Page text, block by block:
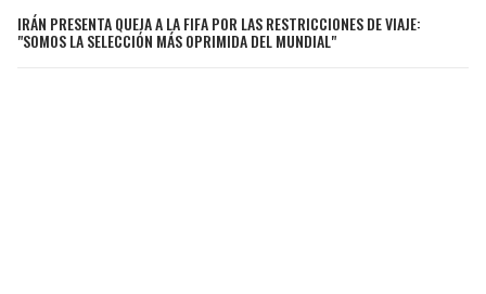
IRÁN PRESENTA QUEJA A LA FIFA POR LAS RESTRICCIONES DE VIAJE:
"SOMOS LA SELECCIÓN MÁS OPRIMIDA DEL MUNDIAL"